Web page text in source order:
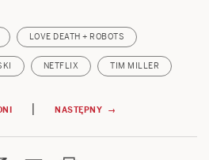
LOVE DEATH + ROBOTS
NETFLIX TIM MILLER
| NASTĘPNY →